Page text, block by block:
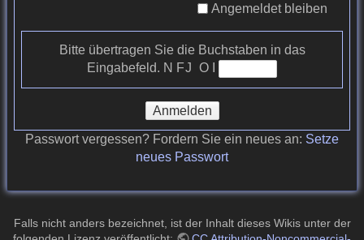
Angemeldet bleiben
Bitte übertragen Sie die Buchstaben in das
Eingabefeld. N F J O I
Anmelden
Passwort vergessen? Fordern Sie ein neues an: Setze
neues Passwort
Falls nicht anders bezeichnet, ist der Inhalt dieses Wikis unter der